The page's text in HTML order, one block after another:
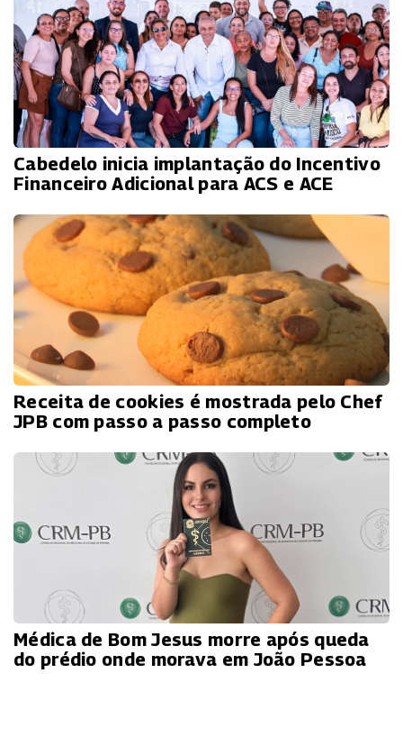
Cabedelo inicia implantação do Incentivo
Financeiro Adicional para ACS e ACE
Receita de cookies é mostrada pelo Chef
JPB com passo a passo completo
Médica de Bom Jesus morre após queda
do prédio onde morava em João Pessoa